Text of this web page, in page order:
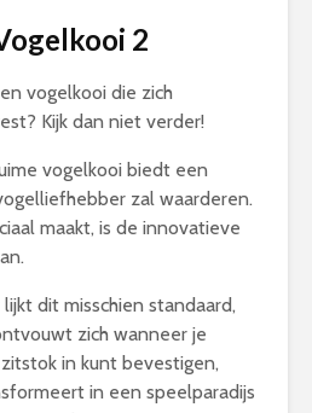
2
vogelkooi die zich
Kijk dan niet verder!
vogelkooi biedt een
zal waarderen.
maakt, is de innovatieve
dit misschien standaard,
zich wanneer je
in kunt bevestigen,
in een speelparadijs